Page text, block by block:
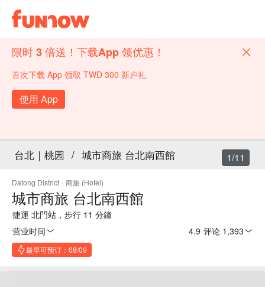
限时 3 倍送！下载App 领优惠！
首次下载 App 领取 TWD 300 新户礼
使用 App
台北｜桃园 / 城市商旅 台北南西館
Datong District · 商旅 (Hotel)
城市商旅 台北南西館
捷運 北門站，步行 11 分鐘
营业时间
4.9 评论 1,393
最早可预订：08/09
1/11